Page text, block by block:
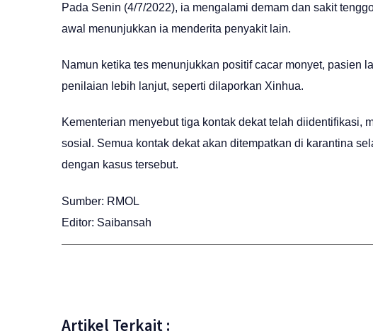
Pada Senin (4/7/2022), ia mengalami demam dan sakit
awal menunjukkan ia menderita penyakit lain.
Namun ketika tes menunjukkan positif cacar monyet, pasien
penilaian lebih lanjut, seperti dilaporkan Xinhua.
Kementerian menyebut tiga kontak dekat telah diidentifikasi,
sosial. Semua kontak dekat akan ditempatkan di karantina
dengan kasus tersebut.
Sumber: RMOL
Editor: Saibansah
Artikel Terkait :